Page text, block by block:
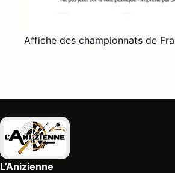
Affiche des championnats de
L’Anizienne